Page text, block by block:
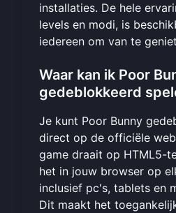
installaties. De hele
levels en modi, is
iedereen om van te
Waar kan ik Poor
gedeblokkeerd
Je kunt Poor Bunny
direct op de officiële
game draait op HTML5-
het in jouw browser op
inclusief pc's, tablets en
Dit maakt het